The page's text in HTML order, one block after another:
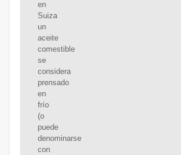
en
Suiza
un
aceite
comestible
se
considera
prensado
en
frío
(o
puede
denominarse
con